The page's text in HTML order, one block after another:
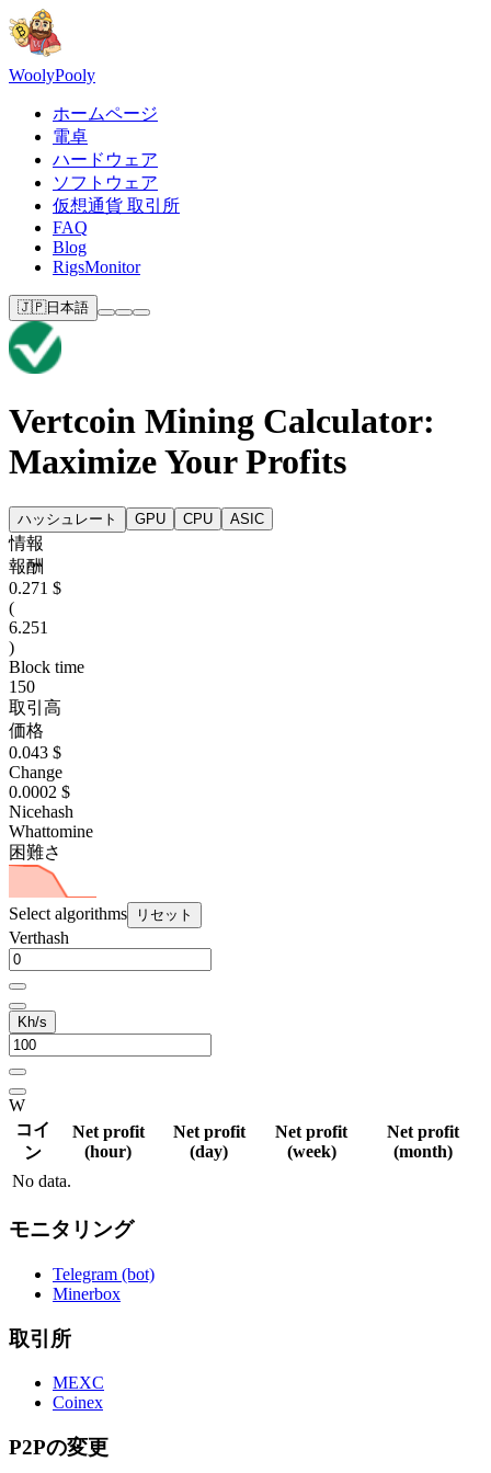
WoolyPooly
ホームページ
電卓
ハードウェア
ソフトウェア
仮想通貨 取引所
FAQ
Blog
RigsMonitor
🇯🇵日本語
Vertcoin Mining Calculator:
Maximize Your Profits
ハッシュレート GPU CPU ASIC
情報
報酬
0.271 $
(
6.251
)
Block time
150
取引高
価格
0.043 $
Change
0.0002 $
Nicehash
Whattomine
困難さ
Select algorithms リセット
Verthash
Kh/s
W
コイ
ン
Net profit
(hour)
Net profit
(day)
Net profit
(week)
Net profit
(month)
No data.
モニタリング
Telegram (bot)
Minerbox
取引所
MEXC
Coinex
P2Pの変更